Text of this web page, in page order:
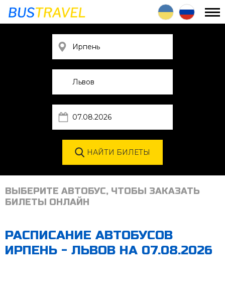
ВЫБЕРИТЕ АВТОБУС, ЧТОБЫ ЗАКАЗАТЬ
БИЛЕТЫ ОНЛАЙН
РАСПИСАНИЕ АВТОБУСОВ
ИРПЕНЬ - ЛЬВОВ НА 07.08.2026